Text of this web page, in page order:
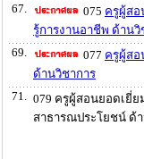
67.
075 ครูผู้สอ
รู้การงานอาชีพ ด้านวิ
69.
077 ครูผู้สอ
ด้านวิชาการ
71.
079 ครูผู้สอนยอดเยี่
สาธารณประโยชน์ ด้